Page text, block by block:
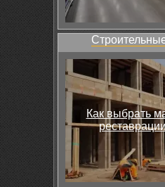
Как выбрать